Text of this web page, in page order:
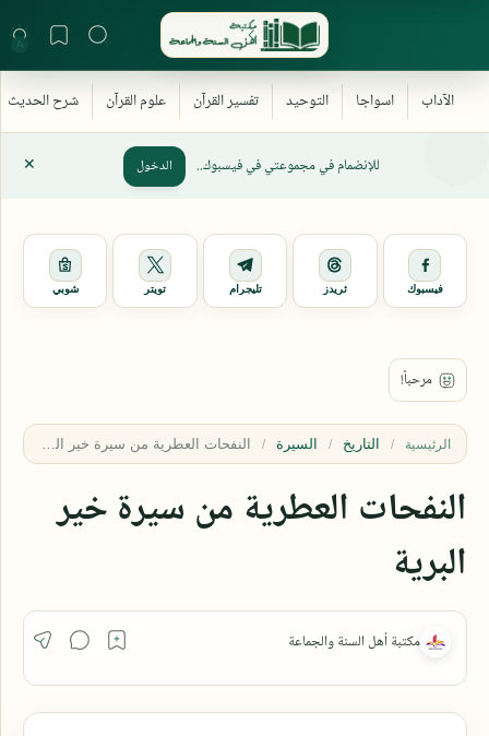
للإنضمام في مجموعتي في فيسبوك.. الدخول
فيسبوك ثريدز تليجرام تويتر شوبي
الرئيسية التاريخ السيرة
النفحات العطرية من سيرة خير
البرية